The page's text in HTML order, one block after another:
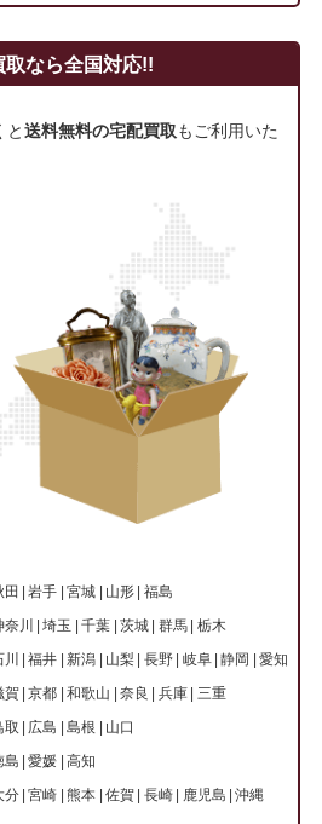
取なら全国対応!!
と送料無料の宅配買取もご利用いた
田 岩手 宮城 山形 福島
奈川 埼玉 千葉 茨城 群馬 栃木
福井 新潟 山梨 長野 岐阜 静岡
愛知
賀 京都 和歌山 奈良 兵庫
三重
取 広島 島根
山口
島 愛媛 高知
分 宮崎 熊本 佐賀 長崎 鹿児島 沖縄